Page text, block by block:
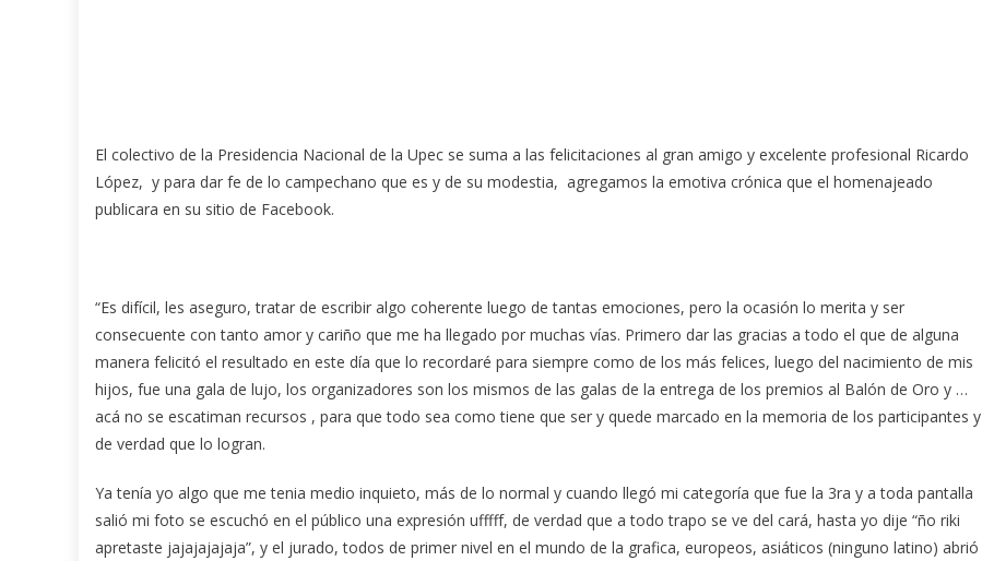
El colectivo de la Presidencia Nacional de la Upec se suma a las felicitaciones al gran amigo y excelente profesional Ricardo
López, y para dar fe de lo campechano que es y de su modestia, agregamos la emotiva crónica que el homenajeado
publicara en su sitio de Facebook.
“Es difícil, les aseguro, tratar de escribir algo coherente luego de tantas emociones, pero la ocasión lo merita y ser
consecuente con tanto amor y cariño que me ha llegado por muchas vías. Primero dar las gracias a todo el que de alguna
manera felicitó el resultado en este día que lo recordaré para siempre como de los más felices, luego del nacimiento de mis
hijos, fue una gala de lujo, los organizadores son los mismos de las galas de la entrega de los premios al Balón de Oro y …
acá no se escatiman recursos , para que todo sea como tiene que ser y quede marcado en la memoria de los participantes y
de verdad que lo logran.
Ya tenía yo algo que me tenia medio inquieto, más de lo normal y cuando llegó mi categoría que fue la 3ra y a toda pantalla
salió mi foto se escuchó en el público una expresión ufffff, de verdad que a todo trapo se ve del cará, hasta yo dije “ño riki
apretaste jajajajajaja”, y el jurado, todos de primer nivel en el mundo de la grafica, europeos, asiáticos (ninguno latino) abrió